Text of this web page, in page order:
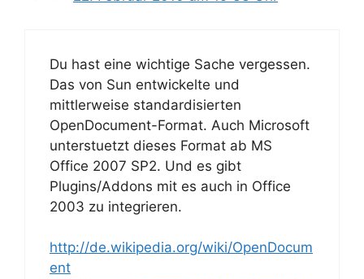
Du hast eine wichtige Sache vergessen.
Das von Sun entwickelte und
mittlerweise standardisierten
OpenDocument-Format. Auch Microsoft
unterstuetzt dieses Format ab MS
Office 2007 SP2. Und es gibt
Plugins/Addons mit es auch in Office
2003 zu integrieren.
http://de.wikipedia.org/wiki/OpenDocum
ent